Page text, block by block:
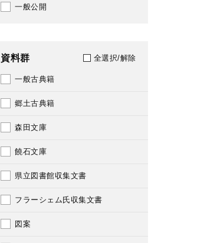
1946
1948
1949
1950
1951
1952
1953
1954
1955
一般公開
資料群 全選択/解除
一般古典籍
郷土古典籍
森田文庫
饒石文庫
県立図書館収集文書
フラーシェム氏収集文書
図案